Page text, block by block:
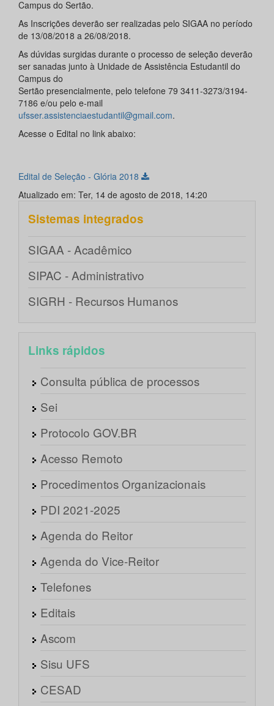
Campus do Sertão.
As Inscrições deverão ser realizadas pelo SIGAA no período
de 13/08/2018 a 26/08/2018.
As dúvidas surgidas durante o processo de seleção deverão
ser sanadas junto à Unidade de Assistência Estudantil do
Campus do
Sertão presencialmente, pelo telefone 79 3411-3273/3194-
7186 e/ou pelo e-mail
ufsser.assistenciaestudantil@gmail.com.
Acesse o Edital no link abaixo:
Edital de Seleção - Glória 2018
Atualizado em: Ter, 14 de agosto de 2018, 14:20
Sistemas integrados
SIGAA - Acadêmico
SIPAC - Administrativo
SIGRH - Recursos Humanos
Links rápidos
Consulta pública de processos
Sei
Protocolo GOV.BR
Acesso Remoto
Procedimentos Organizacionais
PDI 2021-2025
Agenda do Reitor
Agenda do Vice-Reitor
Telefones
Editais
Ascom
Sisu UFS
CESAD